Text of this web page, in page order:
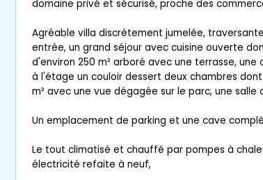
domaine privé et sécurisé, proche des
Agréable villa discrètement jumelée,
entrée, un grand séjour avec cuisine ouverte
d'environ 250 m² arboré avec une terrasse, une
à l'étage un couloir dessert deux chambres
m² avec une vue dégagée sur le parc, une
Un emplacement de parking et une cave
Le tout climatisé et chauffé par pompes à
électricité refaite à neuf,